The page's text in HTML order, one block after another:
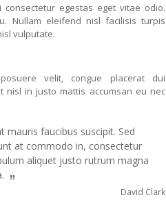
egestas eget vitae odio.
Nullam eleifend nisl facilisis turpis
vulputate.
velit, congue placerat dui
nisl in justo mattis accumsan eu nec
mauris faucibus suscipit. Sed
at commodo in, consectetur
aliquet justo rutrum magna
” David Clark